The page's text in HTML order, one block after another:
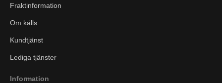
Fraktinformation
Om källs
Kundtjänst
Lediga tjänster
Information